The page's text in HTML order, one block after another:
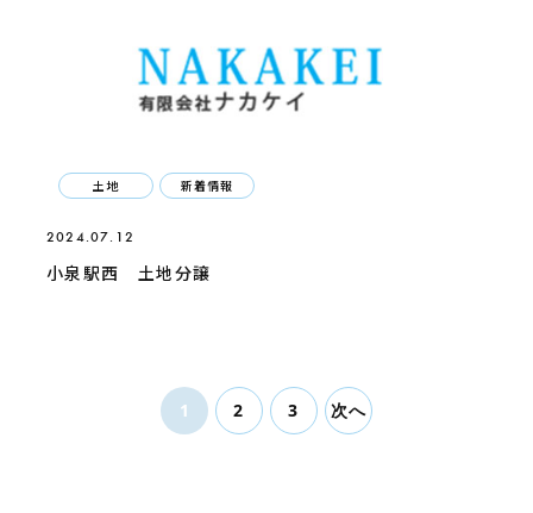
土地 新着情報
2024.07.12
小泉駅西 土地分譲
1 2 3 次へ